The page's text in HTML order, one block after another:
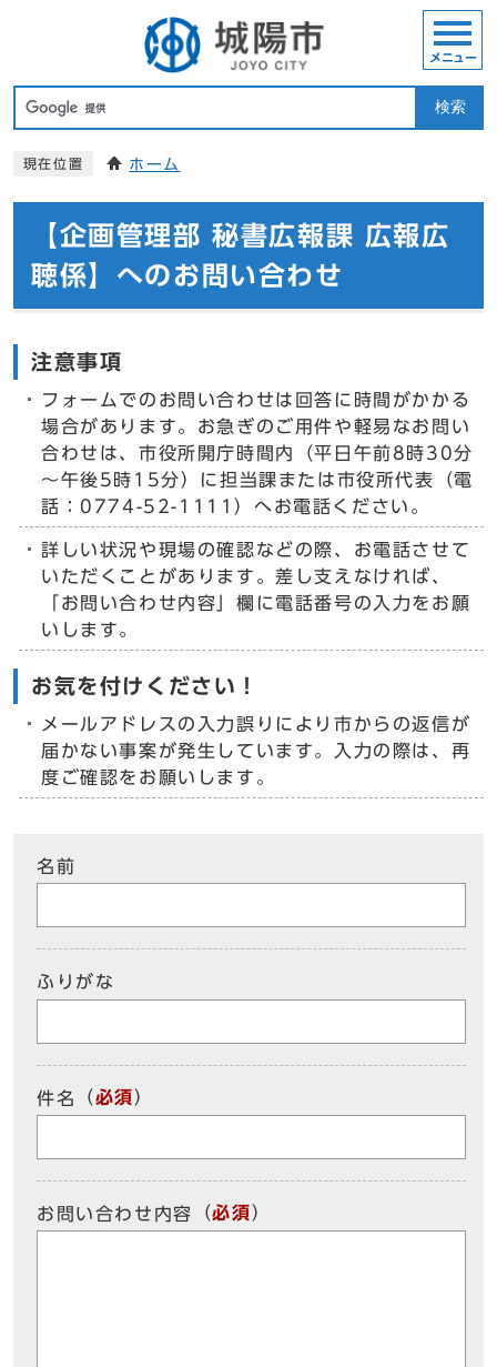
検索
メニュー
現在位置 ホーム
【企画管理部 秘書広報課 広報広
聴係】へのお問い合わせ
注意事項
フォームでのお問い合わせは回答に時間がかかる
場合があります。お急ぎのご用件や軽易なお問い
合わせは、市役所開庁時間内（平日午前8時30分
～午後5時15分）に担当課または市役所代表（電
話：0774-52-1111）へお電話ください。
詳しい状況や現場の確認などの際、お電話させて
いただくことがあります。差し支えなければ、
「お問い合わせ内容」欄に電話番号の入力をお願
いします。
お気を付けください！
メールアドレスの入力誤りにより市からの返信が
届かない事案が発生しています。入力の際は、再
度ご確認をお願いします。
名前
ふりがな
件名 （必須）
お問い合わせ内容 （必須）